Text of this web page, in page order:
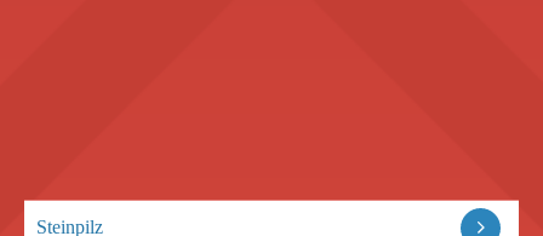
Steinpilz